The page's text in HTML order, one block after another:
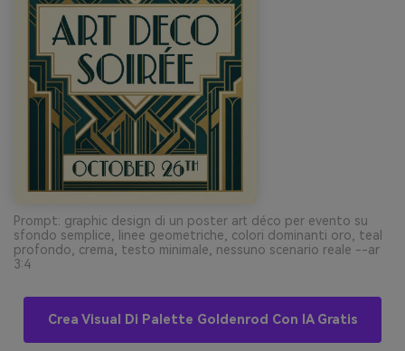
Prompt: graphic design di un poster art déco per evento su
sfondo semplice, linee geometriche, colori dominanti oro, teal
profondo, crema, testo minimale, nessuno scenario reale --ar
3:4
Crea Visual Di Palette Goldenrod Con IA Gratis